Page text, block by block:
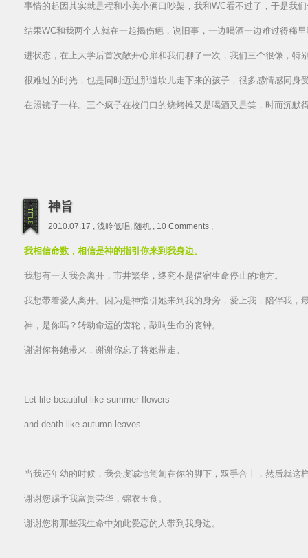
事情的起因其实就是程和小美小俩口吵架，我和WC看不过了，于是我
结果WC和我两个人就在一起揭伤疤，说旧事，一边喝酒一边难过得稀
进状态，在上大学后首次敞开心扉和我们聊了一次，我们三个很像，特
很难过的时光，也是同时迈过那道坎儿走下来的孩子，很多感情感同身
在照镜子一样。三个疯子在校门口的烧烤摊又是喝酒又是笑，时而沉默
神旨
2010.07.17 , 浅吟低唱, 随机 , 10 Comments ,
我相信命数，相信是神的指引你来到我身边。
我想有一天我会离开，市井繁华，终究不是借宿生命停止的地方。
我想带着爱人离开。因为是神指引她来到我的身旁，爱上我，陪伴我，
神，是你吗？转动命运的齿轮，敲响生命的丧钟。
谢谢你将她带来，谢谢你忘了将她带走。
Let life beautiful like summer flowers
and death like autumn leaves.
当我还年幼的时候，我会虔诚地匍匐在你的脚下，双手合十，然后就这
谢谢您赐予我富贵荣华，锦衣玉食。
谢谢您将那些我生命中如此爱恋的人带到我身边。